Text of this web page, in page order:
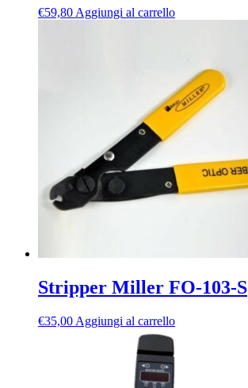
€59,80 Aggiungi al carrello
Stripper Miller FO-103-S
€35,00 Aggiungi al carrello